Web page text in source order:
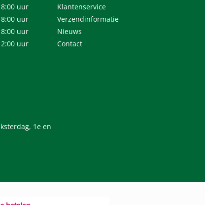
uur
uur
uur
uur
1e en
Klantenservice
Verzendinformatie
Nieuws
Contact